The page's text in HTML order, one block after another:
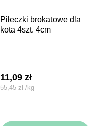
piłeczki brokatowe dla
kota 4szt. 4cm
11,09 zł
55,45 zł /kg